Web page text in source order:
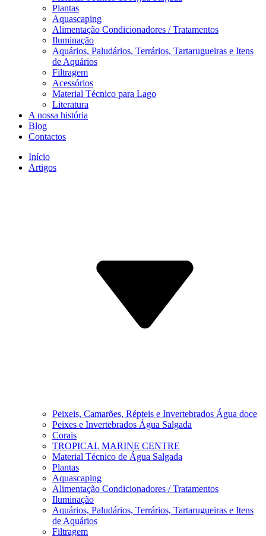
Plantas
Aquascaping
Alimentação Condicionadores / Tratamentos
Iluminação
Aquários, Paludários, Terrários, Tartarugueiras e Itens
de Aquários
Filtragem
Acessórios
Material Técnico para Lago
Literatura
A nossa história
Blog
Contactos
Início
Artigos
Peixeis, Camarões, Répteis e Invertebrados Água doce
Peixes e Invertebrados Água Salgada
Corais
TROPICAL MARINE CENTRE
Material Técnico de Água Salgada
Plantas
Aquascaping
Alimentação Condicionadores / Tratamentos
Iluminação
Aquários, Paludários, Terrários, Tartarugueiras e Itens
de Aquários
Filtragem